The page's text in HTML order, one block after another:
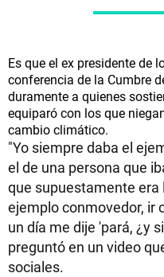
Es que el ex presidente de
conferencia de la Cumbre
duramente a quienes
equiparó con los que
cambio climático.
"Yo siempre daba el
el de una persona que
que supuestamente era
ejemplo conmovedor, ir
un día me dije 'pará, ¿y
preguntó en un video
sociales.